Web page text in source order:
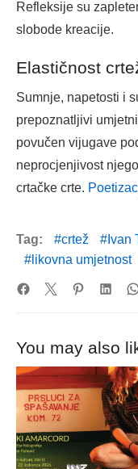
Refleksije su
slobode kreacije.
Elastičnost
Sumnje, napetosti i
prepoznatljivi
povučen vijugave
neprocjenjivost
crtačke crte.
Tag: crtež Ivan
likovna umjetnost
You may also